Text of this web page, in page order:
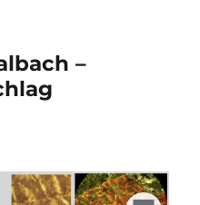
–